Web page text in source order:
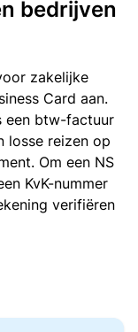
bedrijven
zakelijke
Card aan.
een btw-factuur
losse reizen op
Om een NS
KvK-nummer
verifiëren